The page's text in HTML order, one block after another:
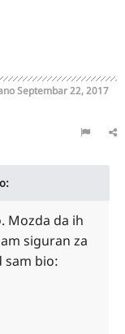
Septembar 22, 2017
Mozda da ih
siguran za
sam bio: